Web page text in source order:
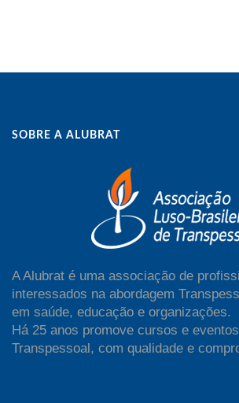
SOBRE A ALUBRAT
A Alubrat é uma associação de
interessados na abordagem
em saúde, educação e organizações.
Há 25 anos promove cursos e
Transpessoal, com qualidade e